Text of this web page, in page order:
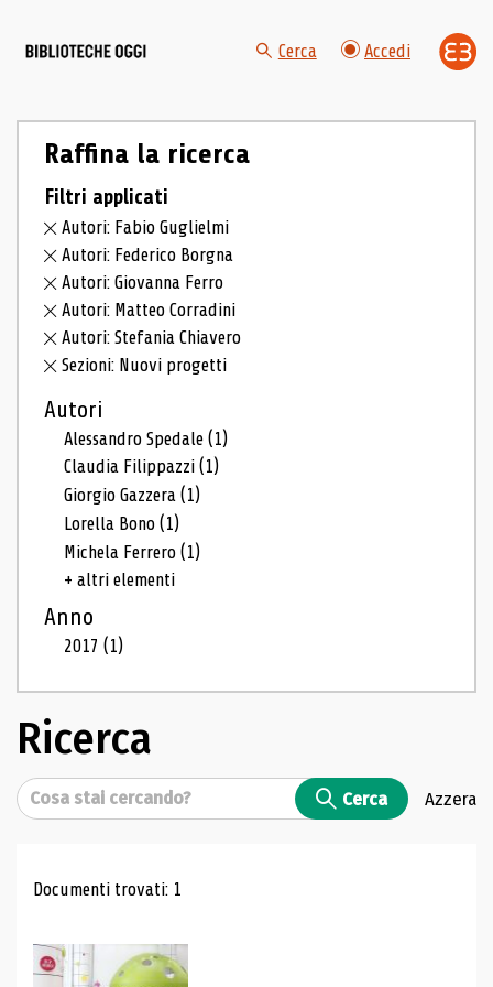
Cerca Accedi
Raffina la ricerca
Filtri applicati
Autori: Fabio Guglielmi
Autori: Federico Borgna
Autori: Giovanna Ferro
Autori: Matteo Corradini
Autori: Stefania Chiavero
Sezioni: Nuovi progetti
Autori
Alessandro Spedale(1)
Claudia Filippazzi(1)
Giorgio Gazzera(1)
Lorella Bono(1)
Michela Ferrero(1)
+ altri elementi
Anno
2017(1)
Ricerca
Cerca Cerca Azzera
Risultati di ricerca
Documenti trovati: 1